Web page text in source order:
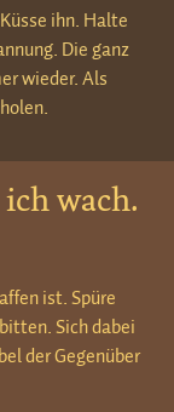
ihn. Halte
Die ganz
wieder. Als
wach.
ist. Spüre
Sich dabei
der Gegenüber